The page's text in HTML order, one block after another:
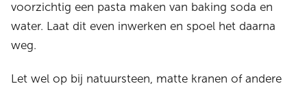
voorzichtig een pasta maken van baking soda en
water. Laat dit even inwerken en spoel het daarna
weg.
Let wel op bij natuursteen, matte kranen of andere